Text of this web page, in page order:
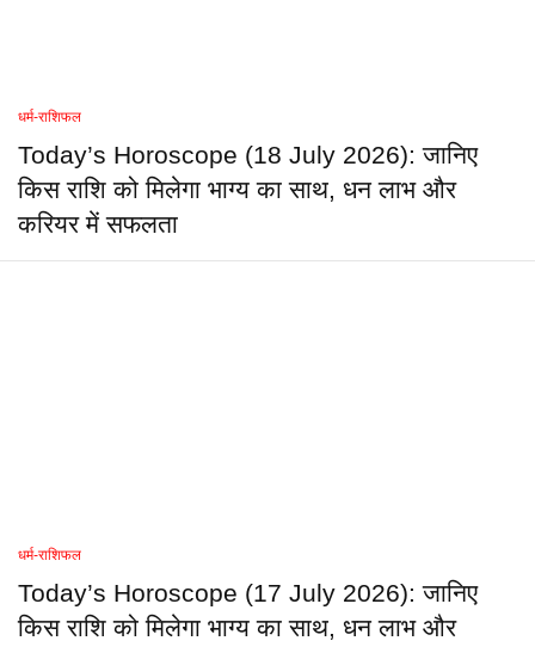
धर्म-राशिफल
Today’s Horoscope (18 July 2026): जानिए
किस राशि को मिलेगा भाग्य का साथ, धन लाभ और
करियर में सफलता
धर्म-राशिफल
Today’s Horoscope (17 July 2026): जानिए
किस राशि को मिलेगा भाग्य का साथ, धन लाभ और